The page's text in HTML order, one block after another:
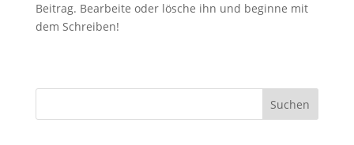
Beitrag. Bearbeite oder lösche ihn und beginne mit
dem Schreiben!